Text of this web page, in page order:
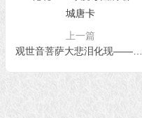
上一篇
观世音菩萨大悲泪化现——绿度母圆满坛城唐卡